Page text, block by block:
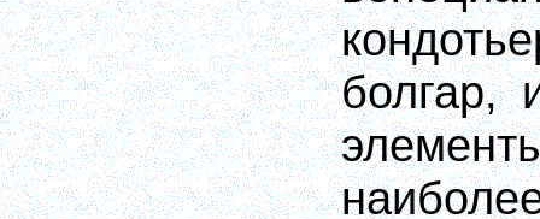
болгар,